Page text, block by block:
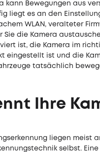
kann Bewegungen aus
liegt es an den
WLAN, veralteter
Sie die Kamera
ist, die Kamera im
eingestellt ist und die
tatsächlich
Ihre
liegen meist
selbst.